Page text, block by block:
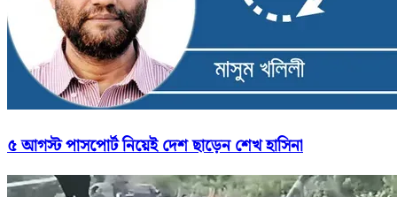
৫ আগস্ট পাসপোর্ট নিয়েই দেশ ছাড়েন শেখ হাসিনা